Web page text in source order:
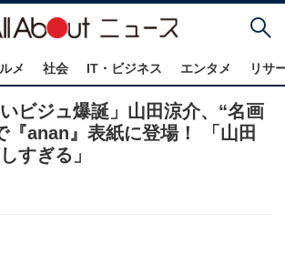
メ 社会 IT・ビジネス エンタメ リサ
いビジュ爆誕」山田涼介、“名画
『anan』表紙に登場！ 「山田
すぎる」